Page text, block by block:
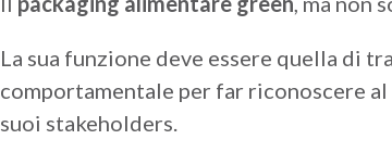
La sua funzione deve essere quella di
comportamentale per far riconoscere
suoi stakeholders.